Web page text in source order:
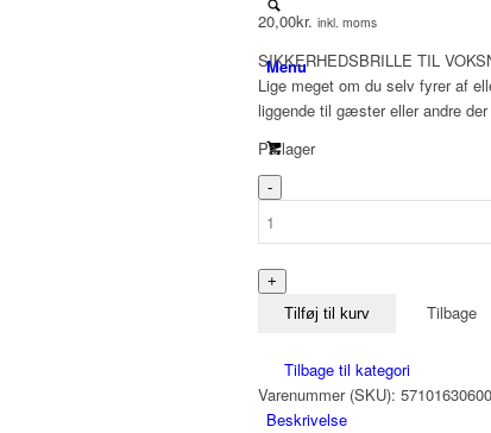
Menu
0
20,00kr. inkl. moms
SIKKERHEDSBRILLE TIL
Lige meget om du selv fyrer af
liggende til gæster eller andre
På lager
SIKKERHEDSBRILLE
antal
Tilføj til kurv Tilbage
Tilbage til kategori
Varenummer (SKU):
Beskrivelse